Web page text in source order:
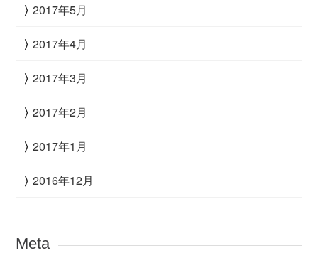
2017年5月
2017年4月
2017年3月
2017年2月
2017年1月
2016年12月
Meta